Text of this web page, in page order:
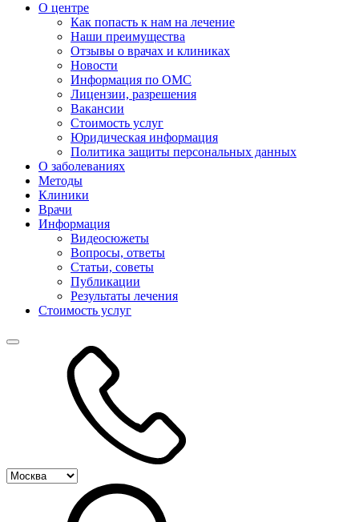
О центре
Как попасть к нам на лечение
Наши преимущества
Отзывы о врачах и клиниках
Новости
Информация по ОМС
Лицензии, разрешения
Вакансии
Стоимость услуг
Юридическая информация
Политика защиты персональных данных
О заболеваниях
Методы
Клиники
Врачи
Информация
Видеосюжеты
Вопросы, ответы
Статьи, советы
Публикации
Результаты лечения
Стоимость услуг